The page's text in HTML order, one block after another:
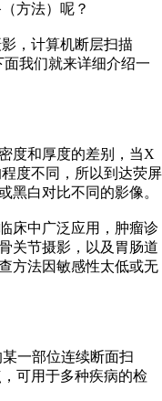
方法）呢？
，计算机断层扫描
面我们就来详细介绍一
度和厚度的差别，当X
度不同，所以到达荧屏
黑白对比不同的影像。
床中广泛应用，肿瘤诊
关节摄影，以及胃肠道
方法因敏感性太低或无
一部位连续断面扫
可用于多种疾病的检